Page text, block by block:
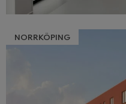
NORRKÖPING